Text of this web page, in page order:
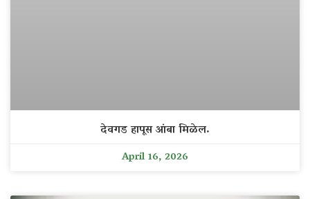
देवगड हापूस आंबा मिळेल.
April 16, 2026